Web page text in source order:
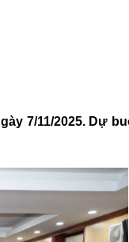
7/11/2025. Dự